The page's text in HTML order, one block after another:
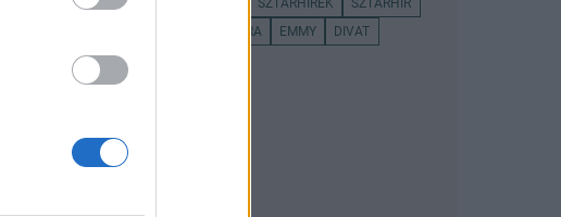
KULTÚRA EMMY
DIVAT
JENNIFER ANISTON